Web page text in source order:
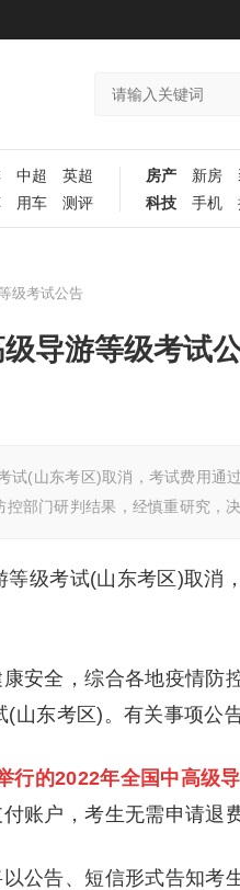
中超
英超
用车 测评
房产 新房
科技
手机
级考试公告
导游等级考试
考试(山东考区)取消，考试费
部门研判结果，经慎重研究，
等级考试(山东考区)取消
全，综合各地疫情防
山东考区)。有关事项公
行的2022年全国中高级
账户，考生无需申请退
告、短信形式告知考